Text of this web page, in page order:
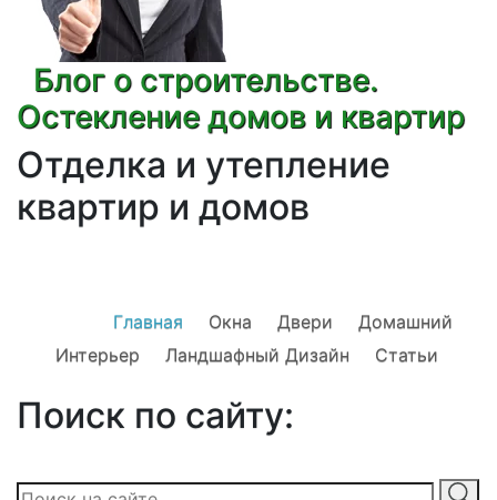
Блог о строительстве.
Остекление домов и квартир
Отделка и утепление
квартир и домов
Главная Окна Двери
Домашний
Интерьер
Ландшафный Дизайн Статьи
Поиск по сайту: